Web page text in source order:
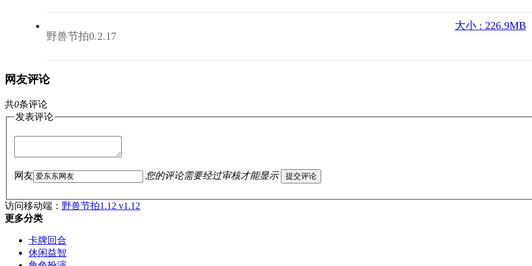
野兽节拍0.2.17
大小 : 226.9MB
网友评论
共0条评论
发表评论
网友 您的评论需要经过审核才能显示 提交评论
访问移动端： 野兽节拍1.12 v1.12
更多分类
卡牌回合
休闲益智